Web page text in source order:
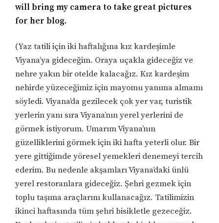
will bring my camera to take great pictures
for her blog.
(Yaz tatili için iki haftalığına kız kardeşimle
Viyana’ya gideceğim. Oraya uçakla gideceğiz ve
nehre yakın bir otelde kalacağız. Kız kardeşim
nehirde yüzeceğimiz için mayomu yanıma almamı
söyledi. Viyana’da gezilecek çok yer var, turistik
yerlerin yanı sıra Viyana’nın yerel yerlerini de
görmek istiyorum. Umarım Viyana’nın
güzelliklerini görmek için iki hafta yeterli olur. Bir
yere gittiğimde yöresel yemekleri denemeyi tercih
ederim. Bu nedenle akşamları Viyana’daki ünlü
yerel restoranlara gideceğiz. Şehri gezmek için
toplu taşıma araçlarını kullanacağız. Tatilimizin
ikinci haftasında tüm şehri bisikletle gezeceğiz.